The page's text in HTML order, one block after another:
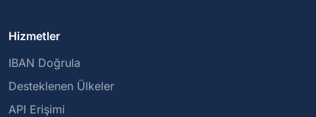
Hizmetler
IBAN Doğrula
Desteklenen Ülkeler
API Erişimi